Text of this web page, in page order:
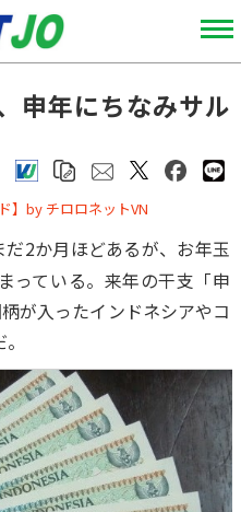
申年にちなみサル
】by チロロネットVN
だ2か月ほどあるが、お年玉
っている。来年の干支「申
が入ったインドネシアやコ